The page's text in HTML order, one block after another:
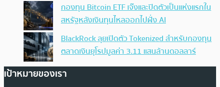
กองทุน Bitcoin ETF เจ๊งและปิดตัวเป็นแห่งแรกใน
สหรัฐหลังเงินทุนไหลออกไปฝั่ง AI
BlackRock ลุยเปิดตัว Tokenized สำหรับกองทุน
ตลาดเงินยุโรปมูลค่า 3.11 แสนล้านดอลลาร์
เป้าหมายของเรา